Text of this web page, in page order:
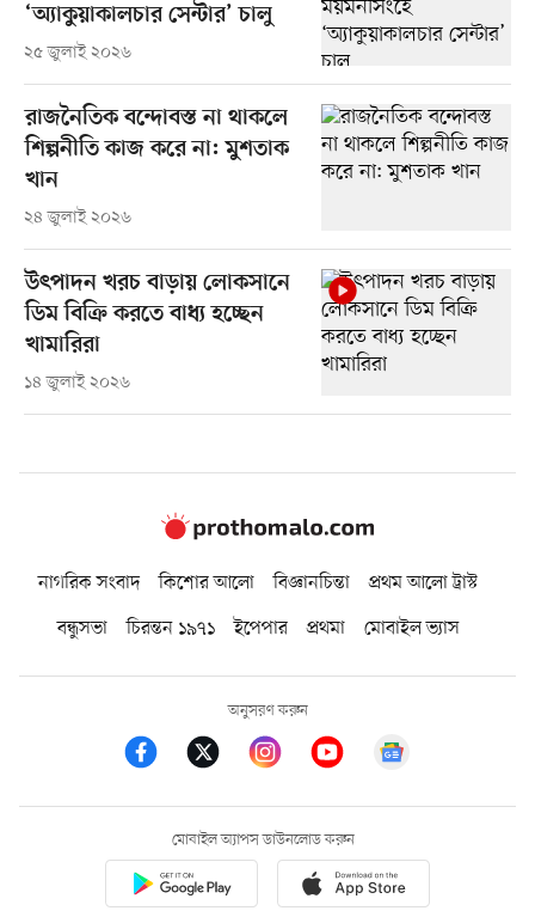
‘অ্যাকুয়াকালচার সেন্টার’ চালু
২৫ জুলাই ২০২৬
রাজনৈতিক বন্দোবস্ত না থাকলে
শিল্পনীতি কাজ করে না: মুশতাক
খান
২৪ জুলাই ২০২৬
উৎপাদন খরচ বাড়ায় লোকসানে
ডিম বিক্রি করতে বাধ্য হচ্ছেন
খামারিরা
১৪ জুলাই ২০২৬
নাগরিক সংবাদ কিশোর আলো বিজ্ঞানচিন্তা
প্রথম আলো ট্রাস্ট
বন্ধুসভা
চিরন্তন ১৯৭১ ইপেপার প্রথমা মোবাইল ভ্যাস
অনুসরণ করুন
মোবাইল অ্যাপস ডাউনলোড করুন